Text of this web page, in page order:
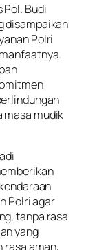
Pol. Budi
disampaikan
Polri
masa mudik
Polri agar
tanpa rasa
yang
aman,